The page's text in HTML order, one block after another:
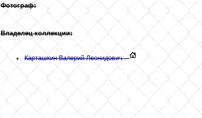
Фотограф:
Владелец коллекции:
КарташкинВалерий Леонидович